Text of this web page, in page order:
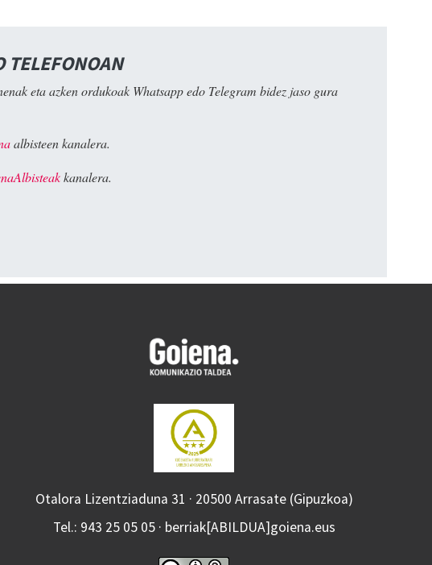
TELEFONOAN
eta azken ordukoak Whatsapp edo Telegram bidez jaso gura
albisteen kanalera.
kanalera.
Otalora Lizentziaduna 31 · 20500 Arrasate (Gipuzkoa)
Tel.: 943 25 05 05 · berriak[ABILDUA]goiena.eus